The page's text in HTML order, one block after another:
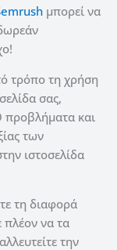
μπορεί να
τρόπο τη χρήση
σας,
προβλήματα και
των
ιστοσελίδα
τη διαφορά
πλέον να τα
την